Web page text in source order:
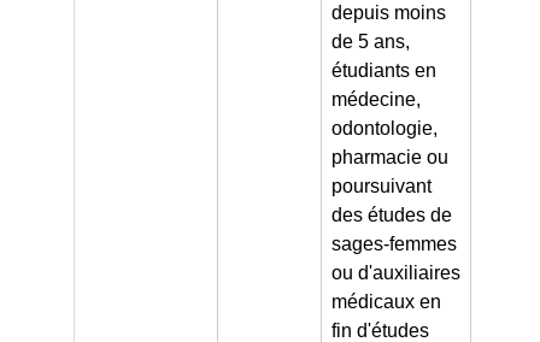
depuis moins
de 5 ans,
étudiants en
médecine,
odontologie,
pharmacie ou
poursuivant
des études de
sages-femmes
ou d'auxiliaires
médicaux en
fin d'études